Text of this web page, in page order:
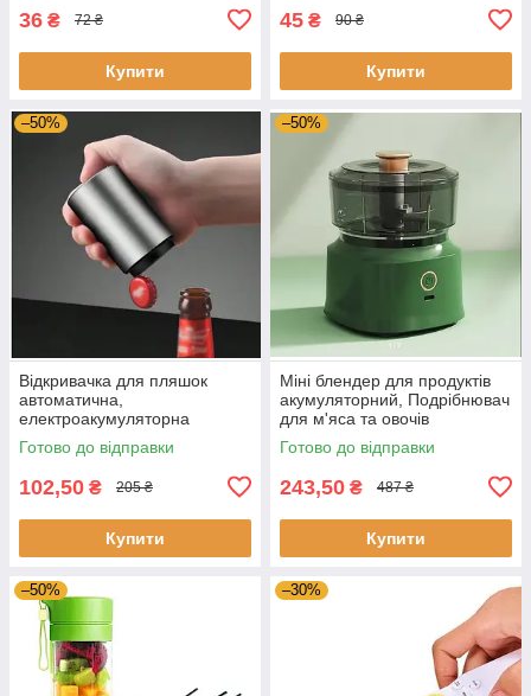
36 ₴ 72 ₴
Купити
45 ₴ 90 ₴
Купити
–50%
Відкривачка для пляшок
автоматична,
електроакумуляторна
відкривалка магнітна
металева
Готово до відправки
102,50 ₴ 205 ₴
Купити
–50%
Міні блендер для продуктів
акумуляторний, Подрібнювач
для м'яса та овочів
портативний бездротовий
14см
Готово до відправки
243,50 ₴ 487 ₴
Купити
–50% –30%